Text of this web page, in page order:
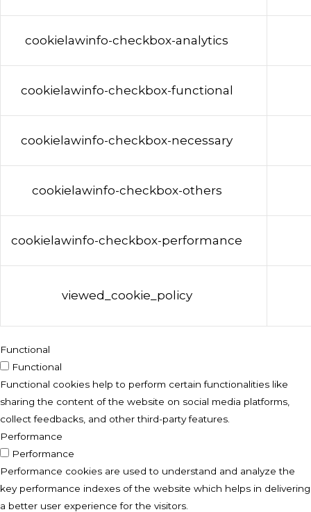
cookielawinfo-checkbox-analytics
cookielawinfo-checkbox-functional
cookielawinfo-checkbox-necessary
cookielawinfo-checkbox-others
cookielawinfo-checkbox-performance
viewed_cookie_policy
Functional
Functional
Functional cookies help to perform certain functionalities like
sharing the content of the website on social media platforms,
collect feedbacks, and other third-party features.
Performance
Performance
Performance cookies are used to understand and analyze the
key performance indexes of the website which helps in delivering
a better user experience for the visitors.